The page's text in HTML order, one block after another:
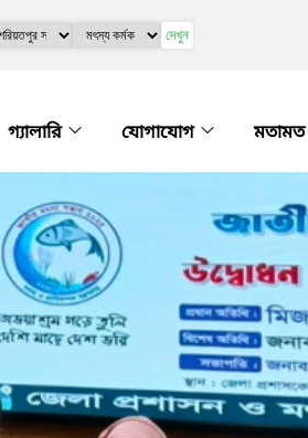
দেখুন
গ্যালারি যোগাযোগ মতামত